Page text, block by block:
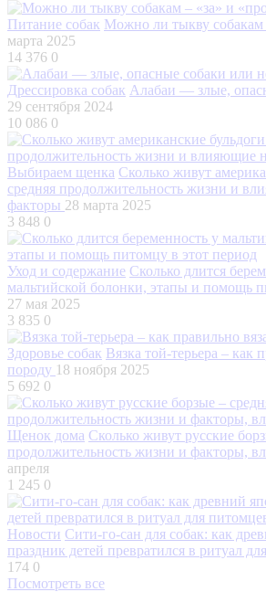
Питание собак Можно ли тыкву собакам
марта 2025
14 376 0
Дрессировка собак Алабаи — злые,
29 сентября 2024
10 086 0
Выбираем щенка Сколько живут
средняя продолжительность жизни и
факторы 28 марта 2025
3 848 0
Уход и содержание Сколько длится
мальтийской болонки, этапы и помощь
27 мая 2025
3 835 0
Здоровье собак Вязка той-терьера – как
породу 18 ноября 2025
5 692 0
Щенок дома Сколько живут русские
продолжительность жизни и факторы,
апреля
1 245 0
Новости Сити-го-сан для собак: как
праздник детей превратился в ритуал
174 0
Посмотреть все